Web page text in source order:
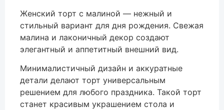
Женский торт с малиной — нежный и
стильный вариант для дня рождения. Свежая
малина и лаконичный декор создают
элегантный и аппетитный внешний вид.
Минималистичный дизайн и аккуратные
детали делают торт универсальным
решением для любого праздника. Такой торт
станет красивым украшением стола и